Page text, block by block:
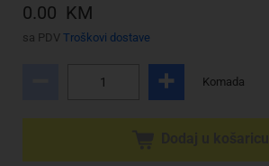
0.00 KM
sa PDV Troškovi dostave
Komada